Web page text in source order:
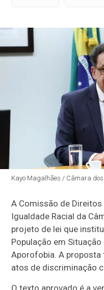
Kayo Magalhães / Câmara
A Comissão de
Igualdade Racial da
projeto de lei que
População em Situação
Aporofobia. A proposta
atos de discriminação
O texto aprovado é a